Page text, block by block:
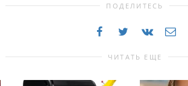
ПОДЕЛИТЕСЬ
ЧИТАТЬ ЕЩЕ